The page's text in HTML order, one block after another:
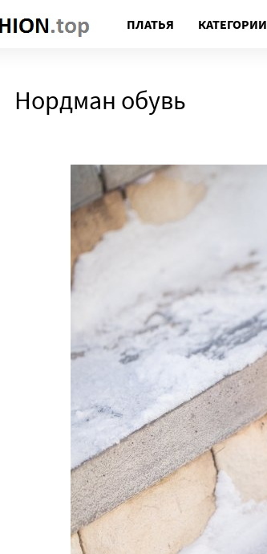
ПЛАТЬЯ КАТЕГОРИИ
Нордман обувь